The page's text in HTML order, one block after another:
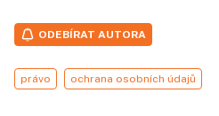
ODEBÍRAT AUTORA
právo ochrana osobních údajů